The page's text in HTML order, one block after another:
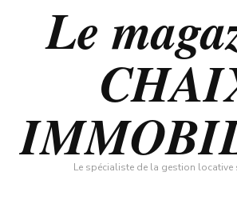
Le
Le spécialiste de la gestion locative